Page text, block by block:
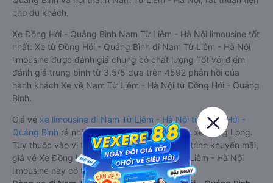
cho du khách.
Xe Đồng Hới - Quảng Bình Nam Từ Liêm - Hà Nội limousine tốt
nhất: Xe từ Đồng Hới - Quảng Bình đi Nam Từ Liêm - Hà Nội
limousine được đánh giá chung có chất lượng Tốt với điểm
đánh giá trung bình từ 3.5/5 dựa trên 4592 phản hồi của
hành khách Xe về Nam Từ Liêm - Hà Nội từ Đồng Hới - Quảng
Bình.
Giá vé xe limousine đi Nam Từ Liêm - Hà Nội từ Đồng Hới -
Quảng Bình rẻ nhất là 350000VND của hãng xe Hưng Long.
Tùy thuộc vào vị trí ngồi của bạn và chương trình khuyến mãi,
giá vé Xe Đồng Hới - Quảng Bình đi Nam Từ Liêm - Hà Nội
limousine này có thể sẽ rẻ hơn